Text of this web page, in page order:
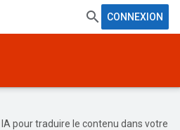
CONNEXION
pour traduire le contenu dans votre